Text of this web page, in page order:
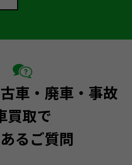
車・廃車・事故
買取で
るご質問